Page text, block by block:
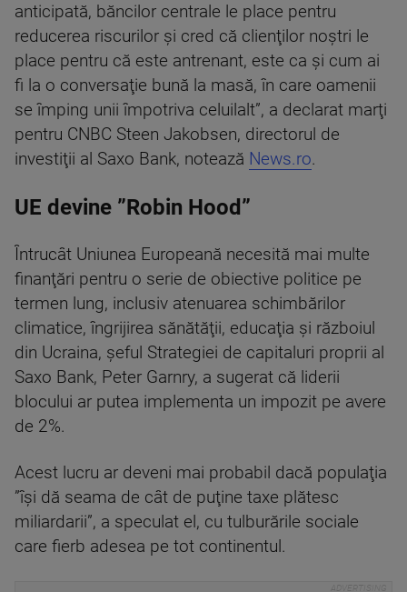
anticipată, băncilor centrale le place pentru
reducerea riscurilor şi cred că clienţilor noştri le
place pentru că este antrenant, este ca şi cum ai
fi la o conversaţie bună la masă, în care oamenii
se împing unii împotriva celuilalt”, a declarat marţi
pentru CNBC Steen Jakobsen, directorul de
investiţii al Saxo Bank, notează News.ro.
UE devine ”Robin Hood”
Întrucât Uniunea Europeană necesită mai multe
finanţări pentru o serie de obiective politice pe
termen lung, inclusiv atenuarea schimbărilor
climatice, îngrijirea sănătăţii, educaţia şi războiul
din Ucraina, şeful Strategiei de capitaluri proprii al
Saxo Bank, Peter Garnry, a sugerat că liderii
blocului ar putea implementa un impozit pe avere
de 2%.
Acest lucru ar deveni mai probabil dacă populaţia
”îşi dă seama de cât de puţine taxe plătesc
miliardarii”, a speculat el, cu tulburările sociale
care fierb adesea pe tot continentul.